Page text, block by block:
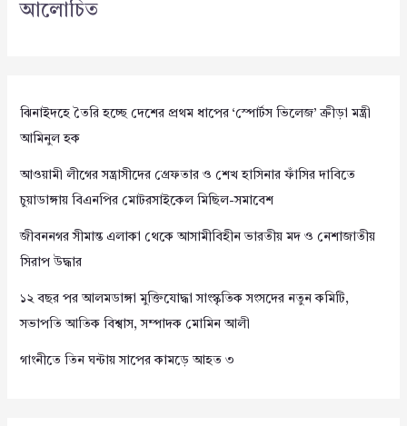
আলোচিত
ঝিনাইদহে তৈরি হচ্ছে দেশের প্রথম ধাপের ‘স্পোর্টস ভিলেজ’ ক্রীড়া মন্ত্রী
আমিনুল হক
আওয়ামী লীগের সন্ত্রাসীদের গ্রেফতার ও শেখ হাসিনার ফাঁসির দাবিতে
চুয়াডাঙ্গায় বিএনপির মোটরসাইকেল মিছিল-সমাবেশ
জীবননগর সীমান্ত এলাকা থেকে আসামীবিহীন ভারতীয় মদ ও নেশাজাতীয়
সিরাপ উদ্ধার
১২ বছর পর আলমডাঙ্গা মুক্তিযোদ্ধা সাংস্কৃতিক সংসদের নতুন কমিটি,
সভাপতি আতিক বিশ্বাস, সম্পাদক মোমিন আলী
গাংনীতে তিন ঘন্টায় সাপের কামড়ে আহত ৩